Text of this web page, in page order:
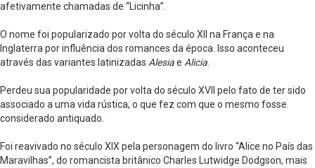
afetivamente chamadas de “Licinha”.
O nome foi popularizado por volta do século XII na França e na
Inglaterra por influência dos romances da época. Isso aconteceu
através das variantes latinizadas Alesiae Alicia
Perdeu sua popularidade por volta do século XVII pelo fato de ter sido
associado a uma vida rústica, o que fez com que o mesmo fosse
considerado antiquado.
Foi reavivado no século XIX pela personagem do livro “Alice no País das
Maravilhas”, do romancista britânico Charles Lutwidge Dodgson, mais